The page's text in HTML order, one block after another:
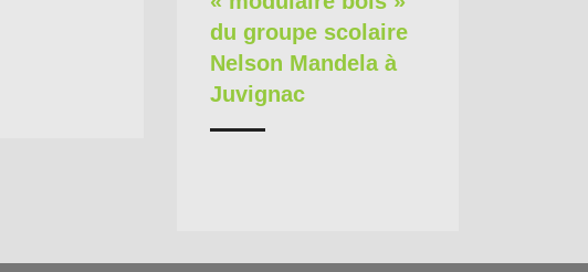
du groupe scolaire
Nelson Mandela à
Juvignac